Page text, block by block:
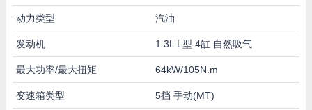
动力类型 汽油
发动机 1.3L L型 4缸 自然吸气
最大功率/最大扭矩 64kW/105N.m
变速箱类型 5挡 手动(MT)